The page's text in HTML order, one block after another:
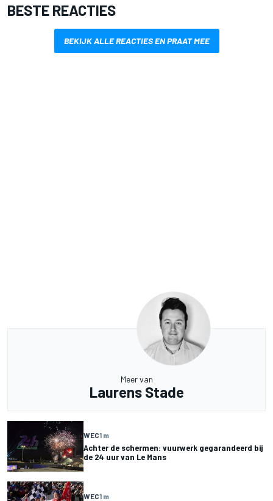
BESTE REACTIES
BEKIJK ALLE REACTIES EN PRAAT MEE
Meer van
Laurens Stade
WEC1 m
Achter de schermen: vuurwerk gegarandeerd bij
de 24 uur van Le Mans
WEC1 m